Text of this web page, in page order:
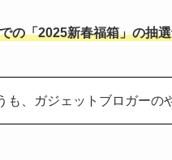
の「2025新春福箱」の抽
も、ガジェットブロガーの